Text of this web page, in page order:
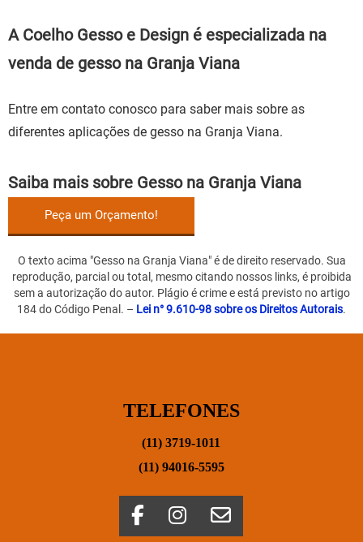
A Coelho Gesso e Design é especializada na
venda de gesso na Granja Viana
Entre em contato conosco para saber mais sobre as
diferentes aplicações de gesso na Granja Viana.
Saiba mais sobre Gesso na Granja Viana
Peça um Orçamento!
O texto acima "Gesso na Granja Viana" é de direito reservado. Sua
reprodução, parcial ou total, mesmo citando nossos links, é proibida
sem a autorização do autor. Plágio é crime e está previsto no artigo
184 do Código Penal. – Lei n° 9.610-98 sobre os Direitos Autorais.
TELEFONES
(11) 3719-1011
(11) 94016-5595